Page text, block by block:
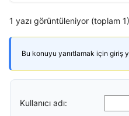
1 yazı görüntüleniyor (toplam 1)
Bu konuyu yanıtlamak için giriş
Kullanıcı adı: